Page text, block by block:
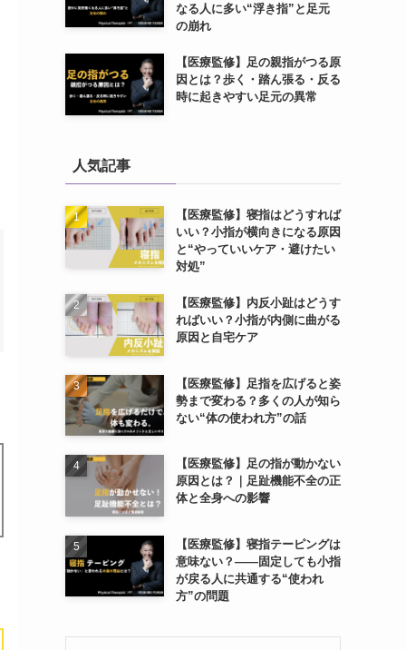
なる人に多い“浮き指”と足元
の崩れ
【医療監修】足の親指がつる原
因とは？歩く・踏ん張る・反る
時に起きやすい足元の異常
人気記事
【医療監修】寝指はどうすれば
いい？小指が横向きになる原因
と“やっていいケア・避けたい
対処”
【医療監修】内反小趾はどうす
ればいい？小指が内側に曲がる
原因と自宅ケア
【医療監修】足指を広げると姿
勢まで変わる？多くの人が知ら
ない“体の使われ方”の話
【医療監修】足の指が動かない
原因とは？｜足趾機能不全の正
体と全身への影響
【医療監修】寝指テーピングは
意味ない？――固定しても小指
が戻る人に共通する“使われ
方”の問題